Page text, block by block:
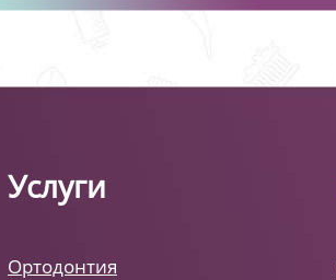
Услуги
Ортодонтия